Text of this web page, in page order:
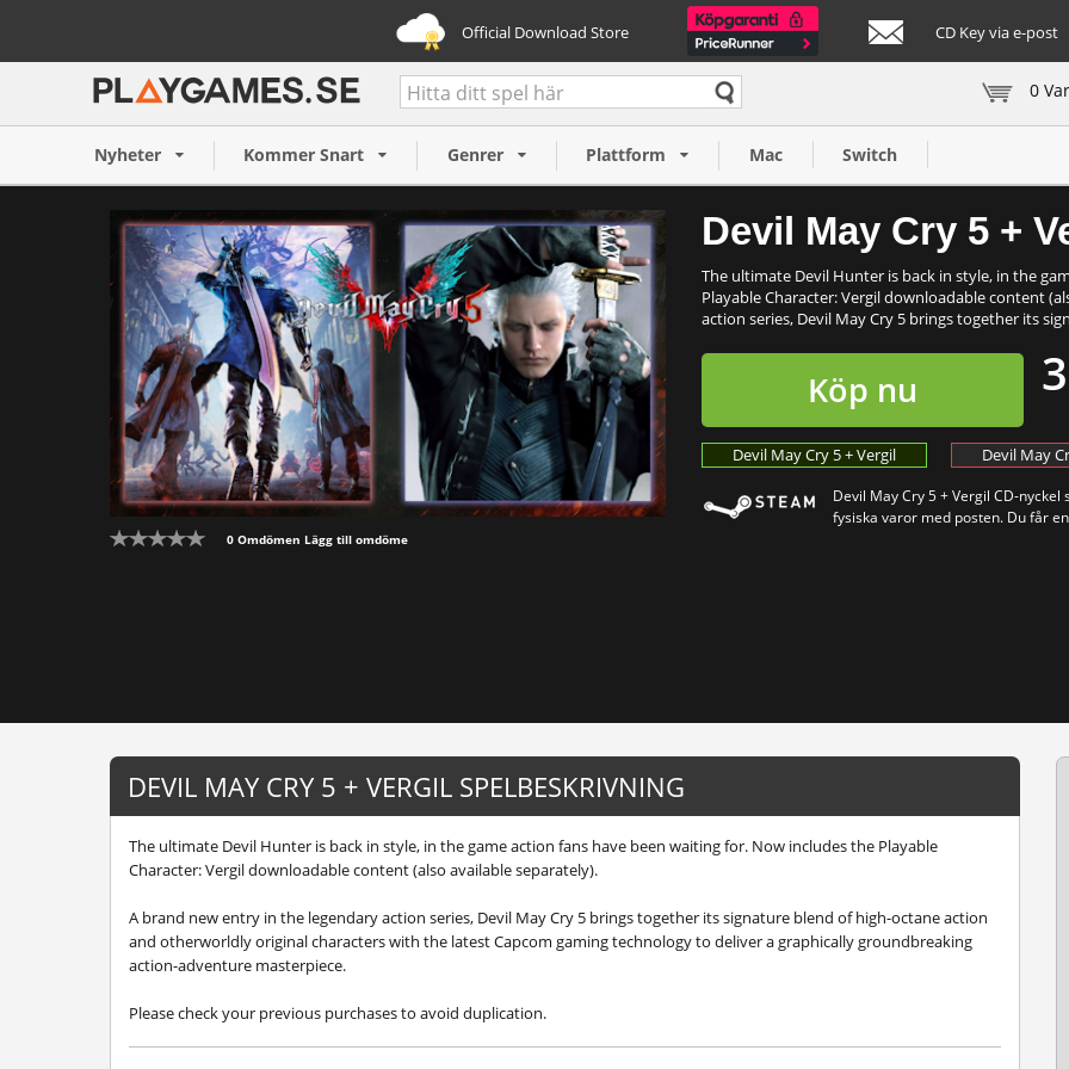
Official Download Store CD Key via e-post
0
Nyheter Kommer Snart Genrer Plattform Mac Switch
0 Omdömen Lägg till omdöme
Devil May Cry 5 +
The ultimate Devil Hunter is back in style, in the
Playable Character: Vergil downloadable content
action series, Devil May Cry 5 brings together its
Köp nu
Devil May Cry 5 + Vergil Devil May
Devil May Cry 5 + Vergil CD-
fysiska varor med posten. Du får
Devil May Cry 5 + Vergil (PC)
323,75 SEK
DEVIL MAY CRY 5 + VERGIL SPELBESKRIVNING
The ultimate Devil Hunter is back in style, in the game action fans have been waiting for. Now includes the Playable
Character: Vergil downloadable content (also available separately).
A brand new entry in the legendary action series, Devil May Cry 5 brings together its signature blend of high-octane action
and otherworldly original characters with the latest Capcom gaming technology to deliver a graphically groundbreaking
action-adventure masterpiece.
Please check your previous purchases to avoid duplication.